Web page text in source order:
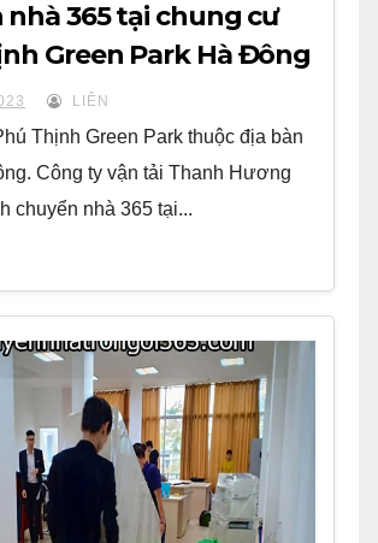
nhà 365 tại chung cư
Green Park Hà Đông
LIÊN
Thịnh Green Park thuộc địa bàn
Công ty vận tải Thanh Hương
chuyển nhà 365 tại...